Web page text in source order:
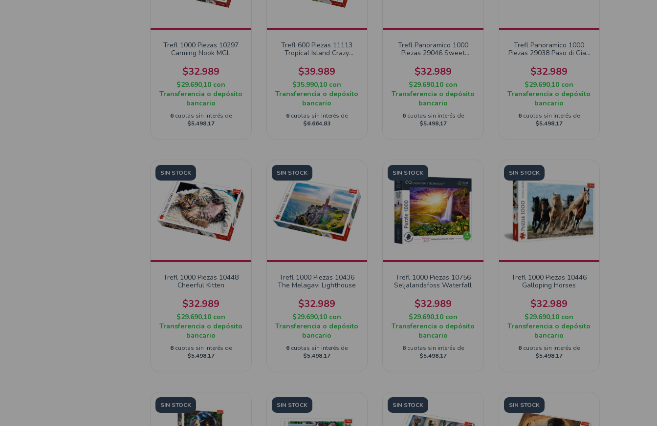
Trefl 1000 Piezas 10297
Carming Nook MGL
$32.989
$29.690,10 con
Transferencia o depósito
bancario
6 cuotas sin interés de
$5.498,17
Trefl 600 Piezas 11113
Tropical Island Crazy
$39.989
$35.990,10 con
Transferencia o depósito
bancario
6 cuotas sin interés de
$6.664,83
Trefl Panoramico 1000
Piezas 29046 Sweet
$32.989
$29.690,10 con
Transferencia o depósito
bancario
6 cuotas sin interés de
$5.498,17
Trefl Panoramico 1000
Piezas 29038 Paso di Giau
$32.989
$29.690,10 con
Transferencia o depósito
bancario
6 cuotas sin interés de
$5.498,17
SIN STOCK
Trefl 1000 Piezas 10448
Cheerful Kitten
$32.989
$29.690,10 con
Transferencia o depósito
bancario
6 cuotas sin interés de
$5.498,17
SIN STOCK
Trefl 1000 Piezas 10436
The Melagavi Lighthouse
$32.989
$29.690,10 con
Transferencia o depósito
bancario
6 cuotas sin interés de
$5.498,17
SIN STOCK
Trefl 1000 Piezas 10756
Seljalandsfoss Waterfall
$32.989
$29.690,10 con
Transferencia o depósito
bancario
6 cuotas sin interés de
$5.498,17
SIN STOCK
Trefl 1000 Piezas 10446
Galloping Horses
$32.989
$29.690,10 con
Transferencia o depósito
bancario
6 cuotas sin interés de
$5.498,17
SIN STOCK SIN STOCK SIN STOCK SIN STOCK